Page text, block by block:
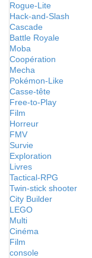
Rogue-Lite
Hack-and-Slash
Cascade
Battle Royale
Moba
Coopération
Mecha
Pokémon-Like
Casse-tête
Free-to-Play
Film
Horreur
FMV
Survie
Exploration
Livres
Tactical-RPG
Twin-stick shooter
City Builder
LEGO
Multi
Cinéma
Film
console